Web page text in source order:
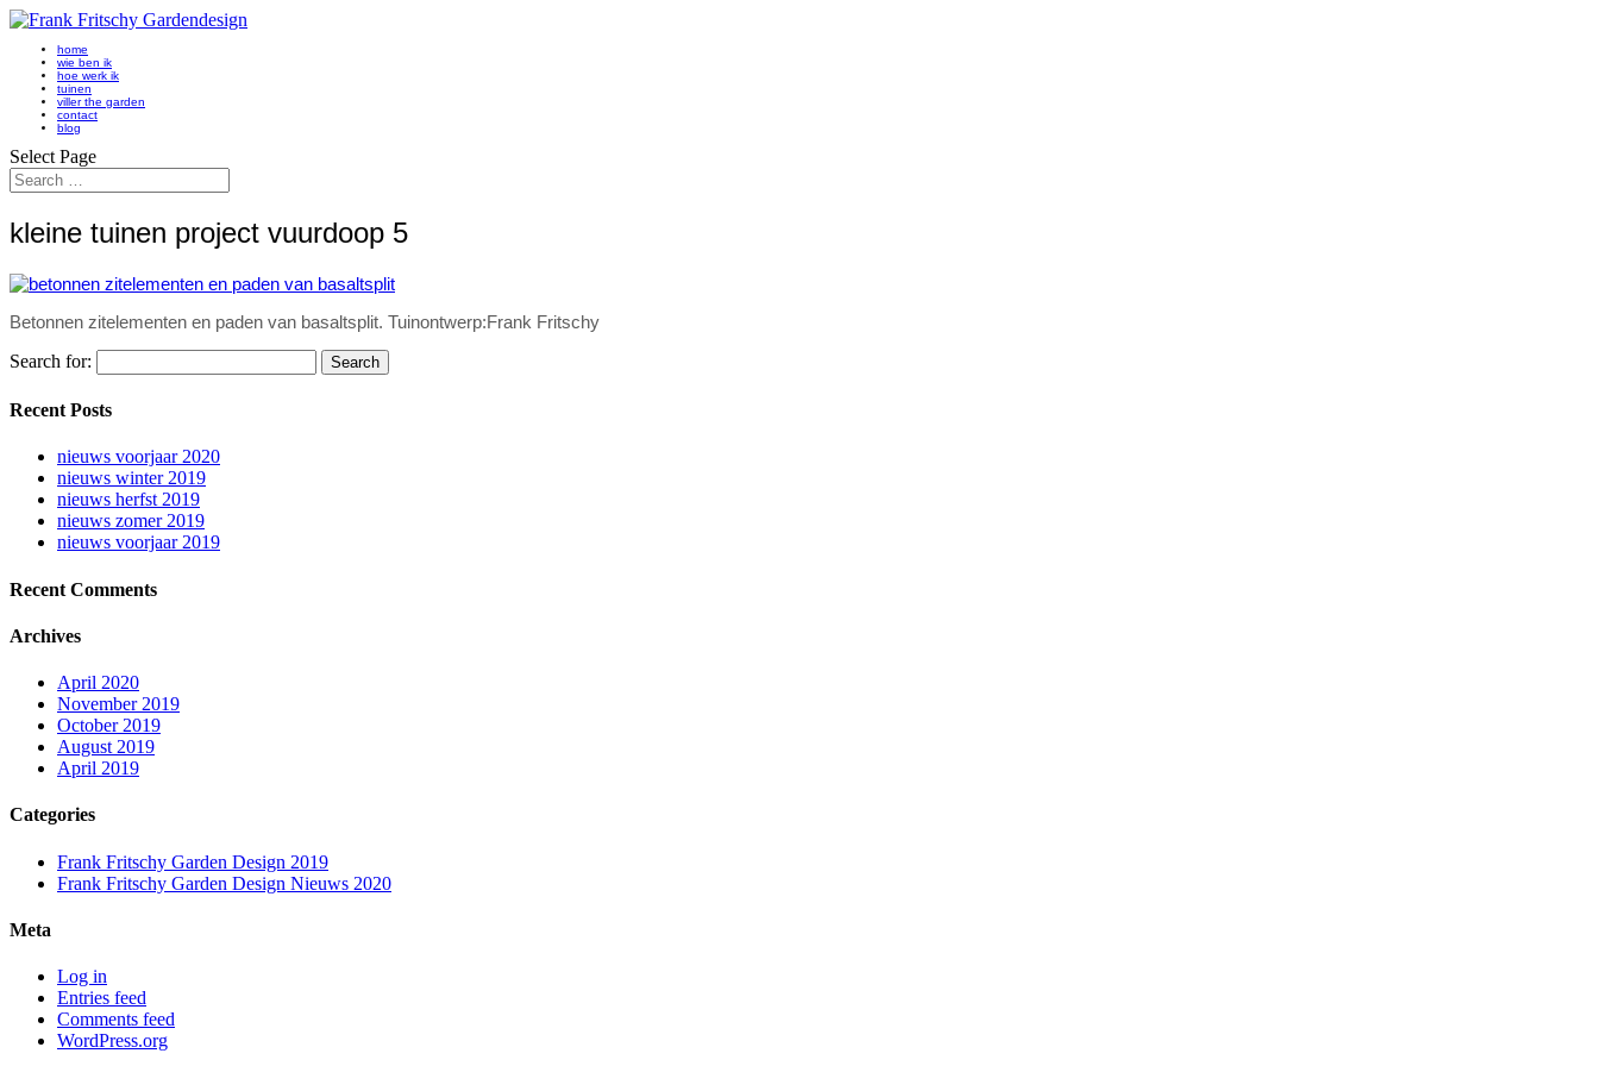
home
wie ben ik
hoe werk ik
tuinen
viller the garden
contact
blog
Select Page
kleine tuinen project vuurdoop 5
Betonnen zitelementen en paden van basaltsplit. Tuinontwerp:Frank Fritschy
Search for:
Recent Posts
nieuws voorjaar 2020
nieuws winter 2019
nieuws herfst 2019
nieuws zomer 2019
nieuws voorjaar 2019
Recent Comments
Archives
April 2020
November 2019
October 2019
August 2019
April 2019
Categories
Frank Fritschy Garden Design 2019
Frank Fritschy Garden Design Nieuws 2020
Meta
Log in
Entries feed
Comments feed
WordPress.org